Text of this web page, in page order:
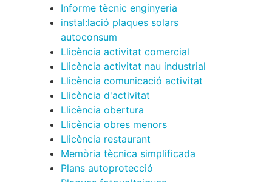
Informe tècnic enginyeria
instal:lació plaques solars
autoconsum
Llicència activitat comercial
Llicència activitat nau industrial
Llicència comunicació activitat
Llicència d'activitat
Llicència obertura
Llicència obres menors
Llicència restaurant
Memòria tècnica simplificada
Plans autoprotecció